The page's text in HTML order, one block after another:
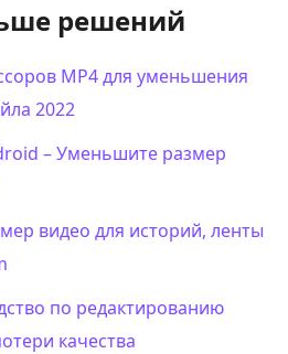
решений
MP4 для уменьшения
2022
– Уменьшите размер
видео для историй, ленты
по редактированию
качества